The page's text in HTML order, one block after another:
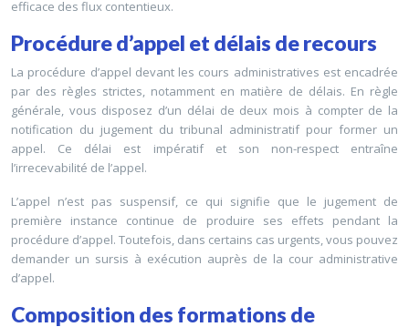
efficace des flux contentieux.
Procédure d’appel et délais de recours
La procédure d’appel devant les cours administratives est encadrée
par des règles strictes, notamment en matière de délais. En règle
générale, vous disposez d’un délai de deux mois à compter de la
notification du jugement du tribunal administratif pour former un
appel. Ce délai est impératif et son non-respect entraîne
l’irrecevabilité de l’appel.
L’appel n’est pas suspensif, ce qui signifie que le jugement de
première instance continue de produire ses effets pendant la
procédure d’appel. Toutefois, dans certains cas urgents, vous pouvez
demander un sursis à exécution auprès de la cour administrative
d’appel.
Composition des formations de